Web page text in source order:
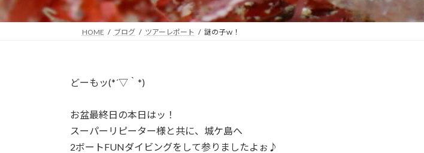
HOME ブログ ツアーレポート 謎の子ｗ！
どーもッ(*´▽｀*)
お盆最終日の本日はッ！
スーパーリピーター様と共に、城ケ島へ
2ボートFUNダイビングをして参りましたよぉ♪